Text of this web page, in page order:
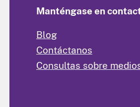
Manténgase en
Blog
Contáctanos
Consultas sobre